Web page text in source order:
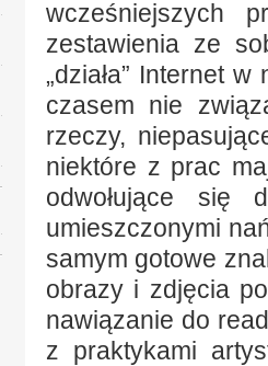
wcześniejszych
zestawienia ze
„działa” Internet
czasem nie
rzeczy,
niektóre z prac
odwołujące się
umieszczonymi
samym gotowe
obrazy i zdjęcia
nawiązanie do
z praktykami